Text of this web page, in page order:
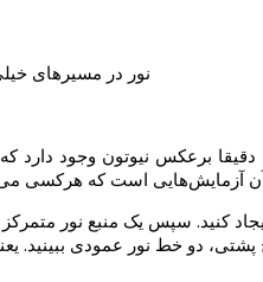
نور در مسیرهای
برعکس نیوتون وجود
کنید. سپس یک منبع نور
دو خط نور عمودی